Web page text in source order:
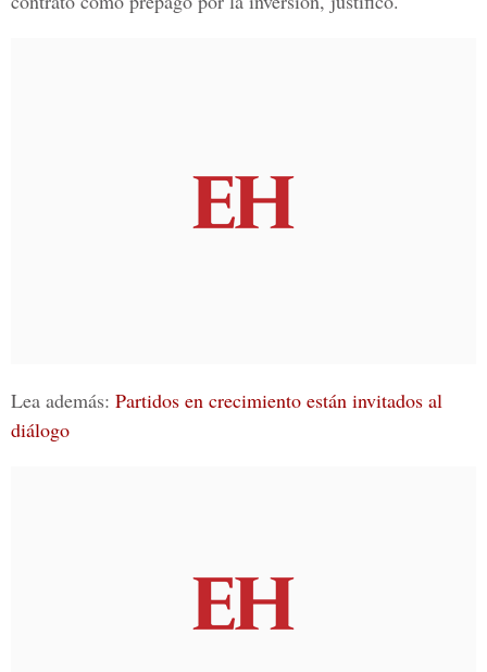
Lea además: Partidos en crecimiento están invitados al
diálogo